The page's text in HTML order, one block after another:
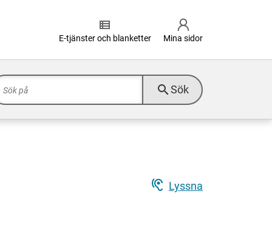
view_list
E-tjänster och blanketter Mina sidor
search Sök
hearing Lyssna